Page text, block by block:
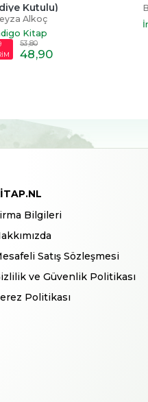
Kutulu)
Alkoç
Kitap
53,80
48,90
Bilgileri
Satış Sözleşmesi
ve Güvenlik Politikası
Politikası